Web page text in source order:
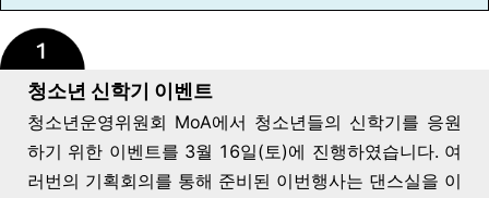
청소년 신학기 이벤트
청소년운영위원회 MoA에서 청소년들의 신학기를 응원
하기 위한 이벤트를 3월 16일(토)에 진행하였습니다. 여
러번의 기획회의를 통해 준비된 이번행사는 댄스실을 이